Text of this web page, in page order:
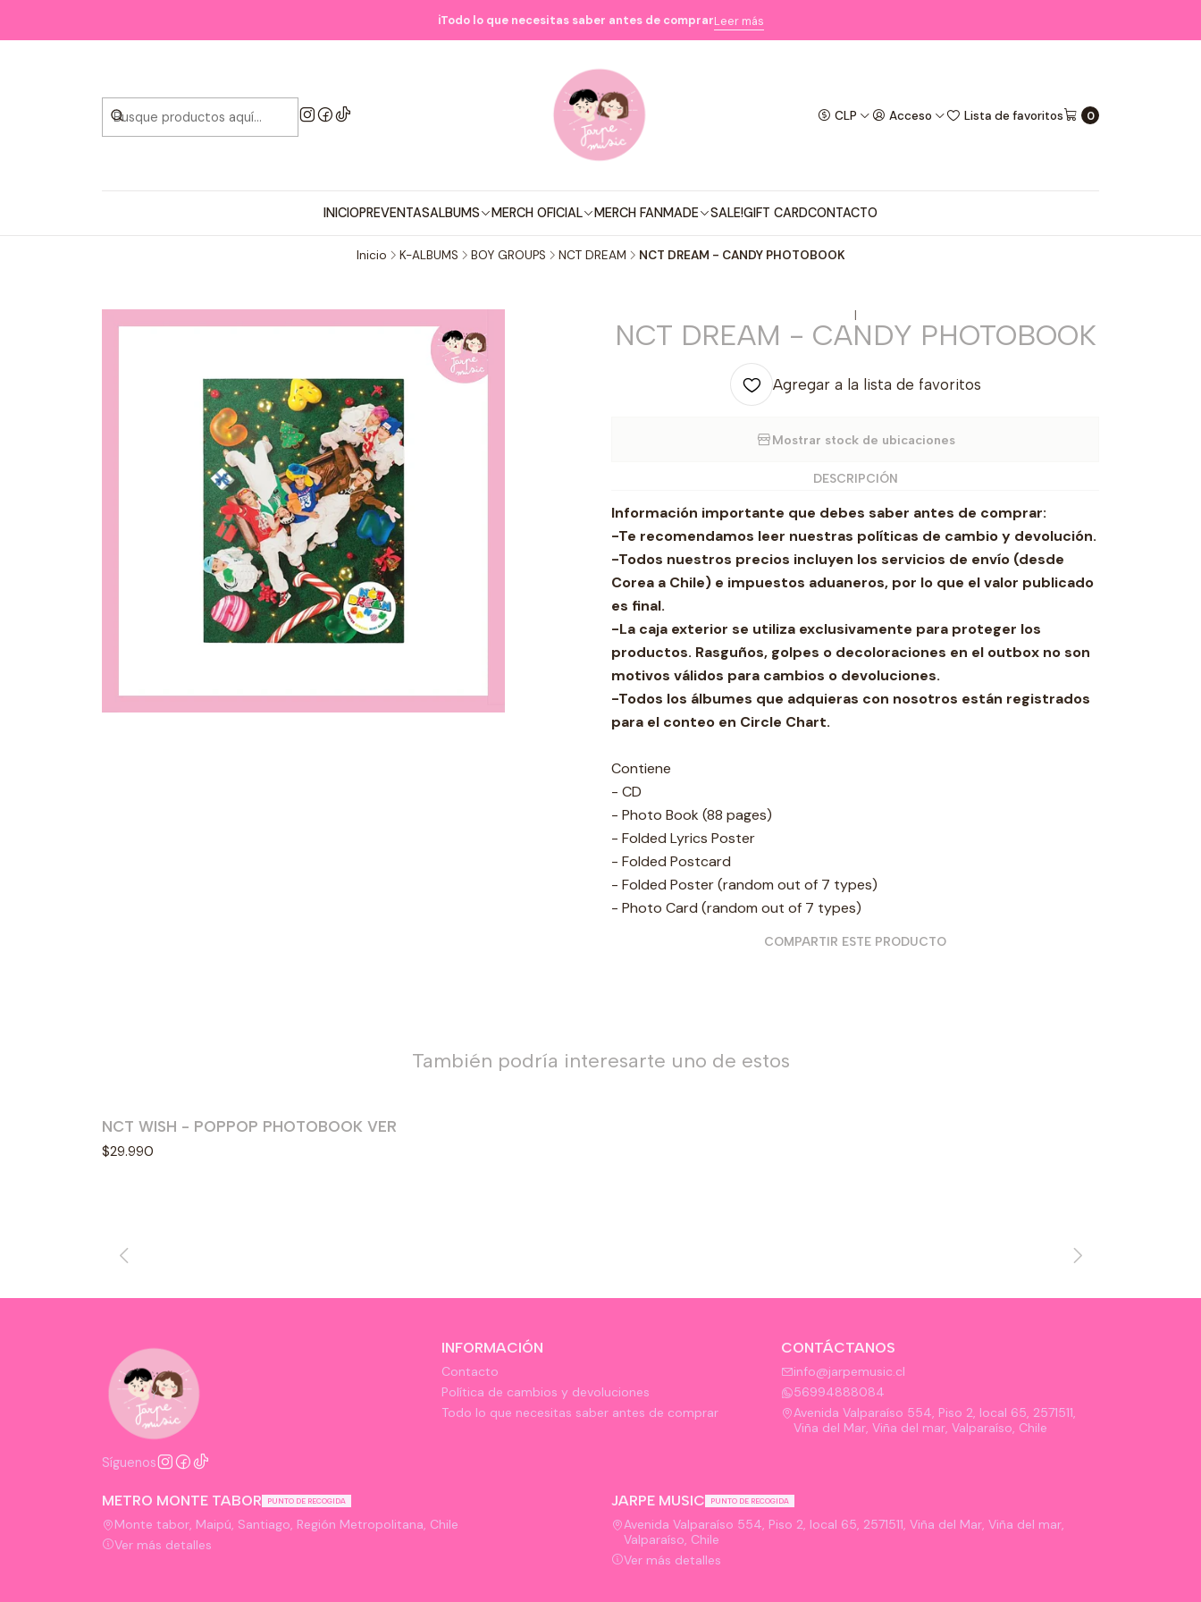
CLP Acceso Lista de favoritos 0
INICIOPREVENTASALBUMS MERCH OFICIAL MERCH FANMADE SALE!GIFT CARDCONTACTO
ℹ️Todo lo que necesitas saber antes de comprarLeer más
Inicio K-ALBUMS BOY GROUPS NCT DREAM NCT DREAM - CANDY PHOTOBOOK
|
NCT DREAM - CANDY PHOTOBOOK
Agregar a la lista de favoritos
Mostrar stock de ubicaciones
DESCRIPCIÓN
Información importante que debes saber antes de comprar:
-Te recomendamos leer nuestras políticas de cambio y devolución.
-Todos nuestros precios incluyen los servicios de envío (desde
Corea a Chile) e impuestos aduaneros, por lo que el valor publicado
es final.
-La caja exterior se utiliza exclusivamente para proteger los
productos. Rasguños, golpes o decoloraciones en el outbox no son
motivos válidos para cambios o devoluciones.
-Todos los álbumes que adquieras con nosotros están registrados
para el conteo en Circle Chart.
Contiene
- CD
- Photo Book (88 pages)
- Folded Lyrics Poster
- Folded Postcard
- Folded Poster (random out of 7 types)
- Photo Card (random out of 7 types)
COMPARTIR ESTE PRODUCTO
También podría interesarte uno de estos
Agotado
NCT WISH - POPPOP PHOTOBOOK VER
$29.990
Síguenos
INFORMACIÓN
Contacto
Política de cambios y devoluciones
Todo lo que necesitas saber antes de comprar
CONTÁCTANOS
info@jarpemusic.cl
56994888084
Avenida Valparaíso 554, Piso 2, local 65, 2571511,
Viña del Mar, Viña del mar, Valparaíso, Chile
METRO MONTE TABOR PUNTO DE RECOGIDA
Monte tabor, Maipú, Santiago, Región Metropolitana, Chile
Ver más detalles
JARPE MUSIC PUNTO DE RECOGIDA
Avenida Valparaíso 554, Piso 2, local 65, 2571511, Viña del Mar, Viña del mar,
Valparaíso, Chile
Ver más detalles